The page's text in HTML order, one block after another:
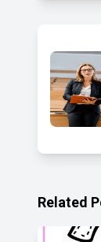
Related